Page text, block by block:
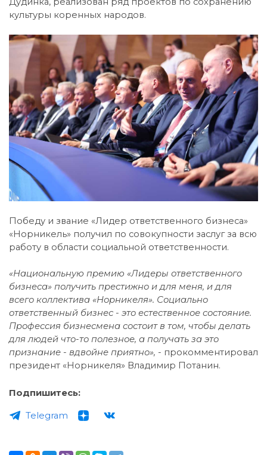
культуры коренных народов.
Победу и звание «Лидер ответственного бизнеса»
«Норникель» получил по совокупности заслуг за всю
работу в области социальной ответственности.
«Национальную премию «Лидеры ответственного
бизнеса» получить престижно и для меня, и для
всего коллектива «Норникеля». Социально
ответственный бизнес - это естественное состояние.
Профессия бизнесмена состоит в том, чтобы делать
для людей что-то полезное, а получать за это
признание - вдвойне приятно», - прокомментировал
президент «Норникеля» Владимир Потанин.
Подпишитесь:
Telegram